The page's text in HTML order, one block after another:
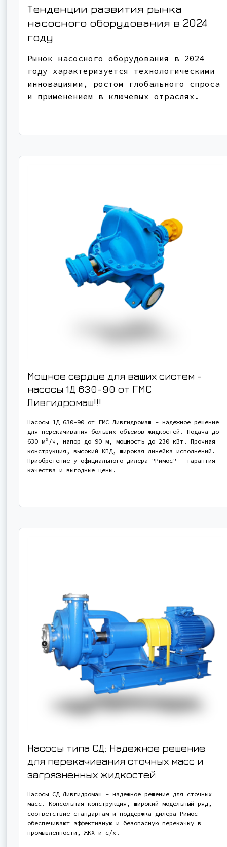
Тенденции развития рынка
насосного оборудования в 2024
году
Рынок насосного оборудования в 2024
году характеризуется технологическими
инновациями, ростом глобального спроса
и применением в ключевых отраслях.
Мощное сердце для ваших систем -
насосы 1Д 630-90 от ГМС
Ливгидромаш!!!
Насосы 1Д 630-90 от ГМС Ливгидромаш - надежное решение
для перекачивания больших объемов жидкостей. Подача до
630 м³/ч, напор до 90 м, мощность до 230 кВт. Прочная
конструкция, высокий КПД, широкая линейка исполнений.
Приобретение у официального дилера "Римос" - гарантия
качества и выгодные цены.
Насосы типа СД: Надежное решение
для перекачивания сточных масс и
загрязненных жидкостей
Насосы СД Ливгидромаш – надежное решение для сточных
масс. Консольная конструкция, широкий модельный ряд,
соответствие стандартам и поддержка дилера Римос
обеспечивают эффективную и безопасную перекачку в
промышленности, ЖКХ и с/х.